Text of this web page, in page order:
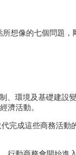
所想像的七個問題
、環境及基礎建
濟活動。
完成這些商務活